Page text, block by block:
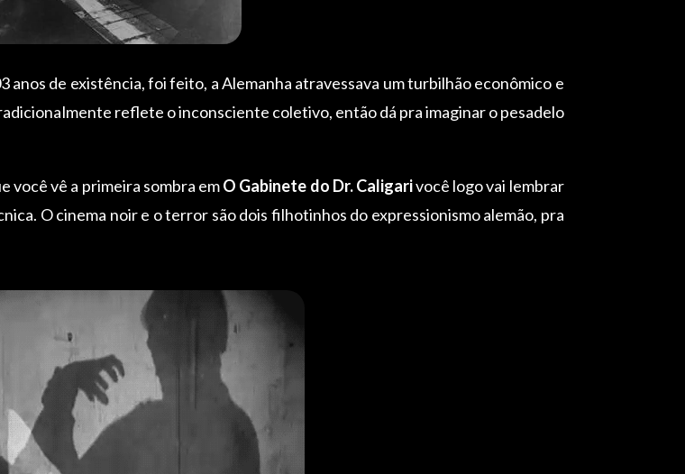
anos de existência, foi feito, a Alemanha atravessava um turbilhão econômico e
reflete o inconsciente coletivo, então dá pra imaginar o pesadelo
você vê a primeira sombra emO Gabinete do Dr. Caligarivocê logo vai lembrar
O cinema noir e o terror são dois filhotinhos do expressionismo alemão, pra